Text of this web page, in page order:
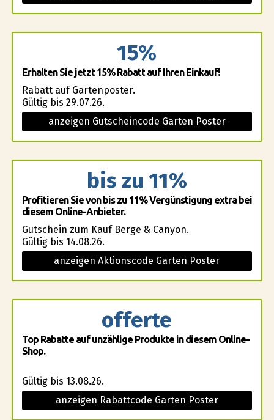
15%
Erhalten Sie jetzt 15% Rabatt auf Ihren Einkauf!
Rabatt auf Gartenposter.
Gültig bis 29.07.26.
anzeigen Gutscheincode Garten Poster
bis zu 11%
Profitieren Sie von bis zu 11% Vergünstigung extra bei
diesem Online-Anbieter.
Gutschein zum Kauf Berge & Canyon.
Gültig bis 14.08.26.
anzeigen Aktionscode Garten Poster
offerte
Top Rabatte auf unzählige Produkte in diesem Online-
Shop.
Gültig bis 13.08.26.
anzeigen Rabattcode Garten Poster